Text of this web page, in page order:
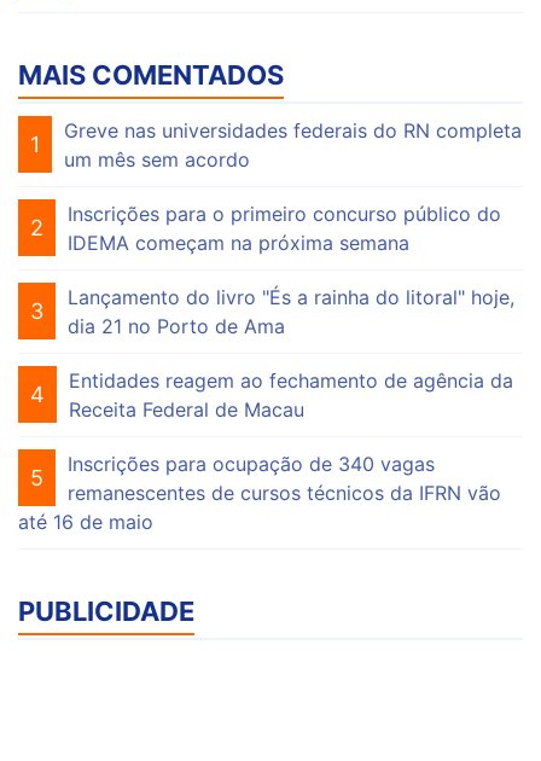
MAIS COMENTADOS
1
Greve nas universidades federais do RN completa
um mês sem acordo
2
Inscrições para o primeiro concurso público do
IDEMA começam na próxima semana
3
Lançamento do livro "És a rainha do litoral" hoje,
dia 21 no Porto de Ama
4
Entidades reagem ao fechamento de agência da
Receita Federal de Macau
5
Inscrições para ocupação de 340 vagas
remanescentes de cursos técnicos da IFRN vão
até 16 de maio
PUBLICIDADE